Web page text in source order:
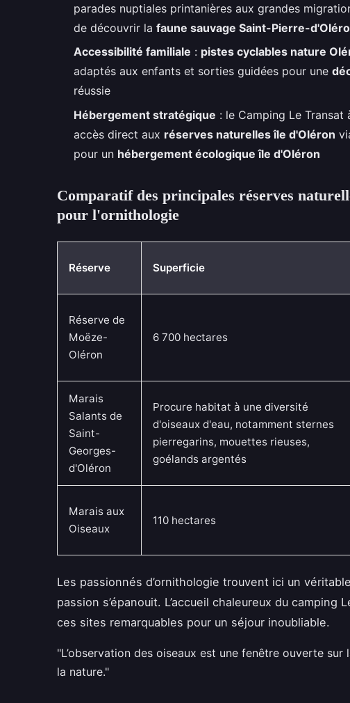
parades nuptiales printanières aux grandes
de découvrir la faune sauvage Saint-Pierre-
Accessibilité familiale : pistes cyclables nature
adaptés aux enfants et sorties guidées pour une
réussie
Hébergement stratégique : le Camping Le
accès direct aux réserves naturelles île d'Oléron
pour un hébergement écologique île d'Oléron
Comparatif des principales réserves
pour l'ornithologie
Réserve Superficie
Réserve de
Moëze-
Oléron
6 700 hectares
Marais
Salants de
Saint-
Georges-
d'Oléron
Procure habitat à une diversité
d'oiseaux d'eau, notamment sternes
pierregarins, mouettes rieuses,
goélands argentés
Marais aux
Oiseaux
110 hectares
Les passionnés d’ornithologie trouvent ici un
passion s’épanouit. L’accueil chaleureux du camping
ces sites remarquables pour un séjour inoubliable.
"L’observation des oiseaux est une fenêtre ouverte sur
la nature."